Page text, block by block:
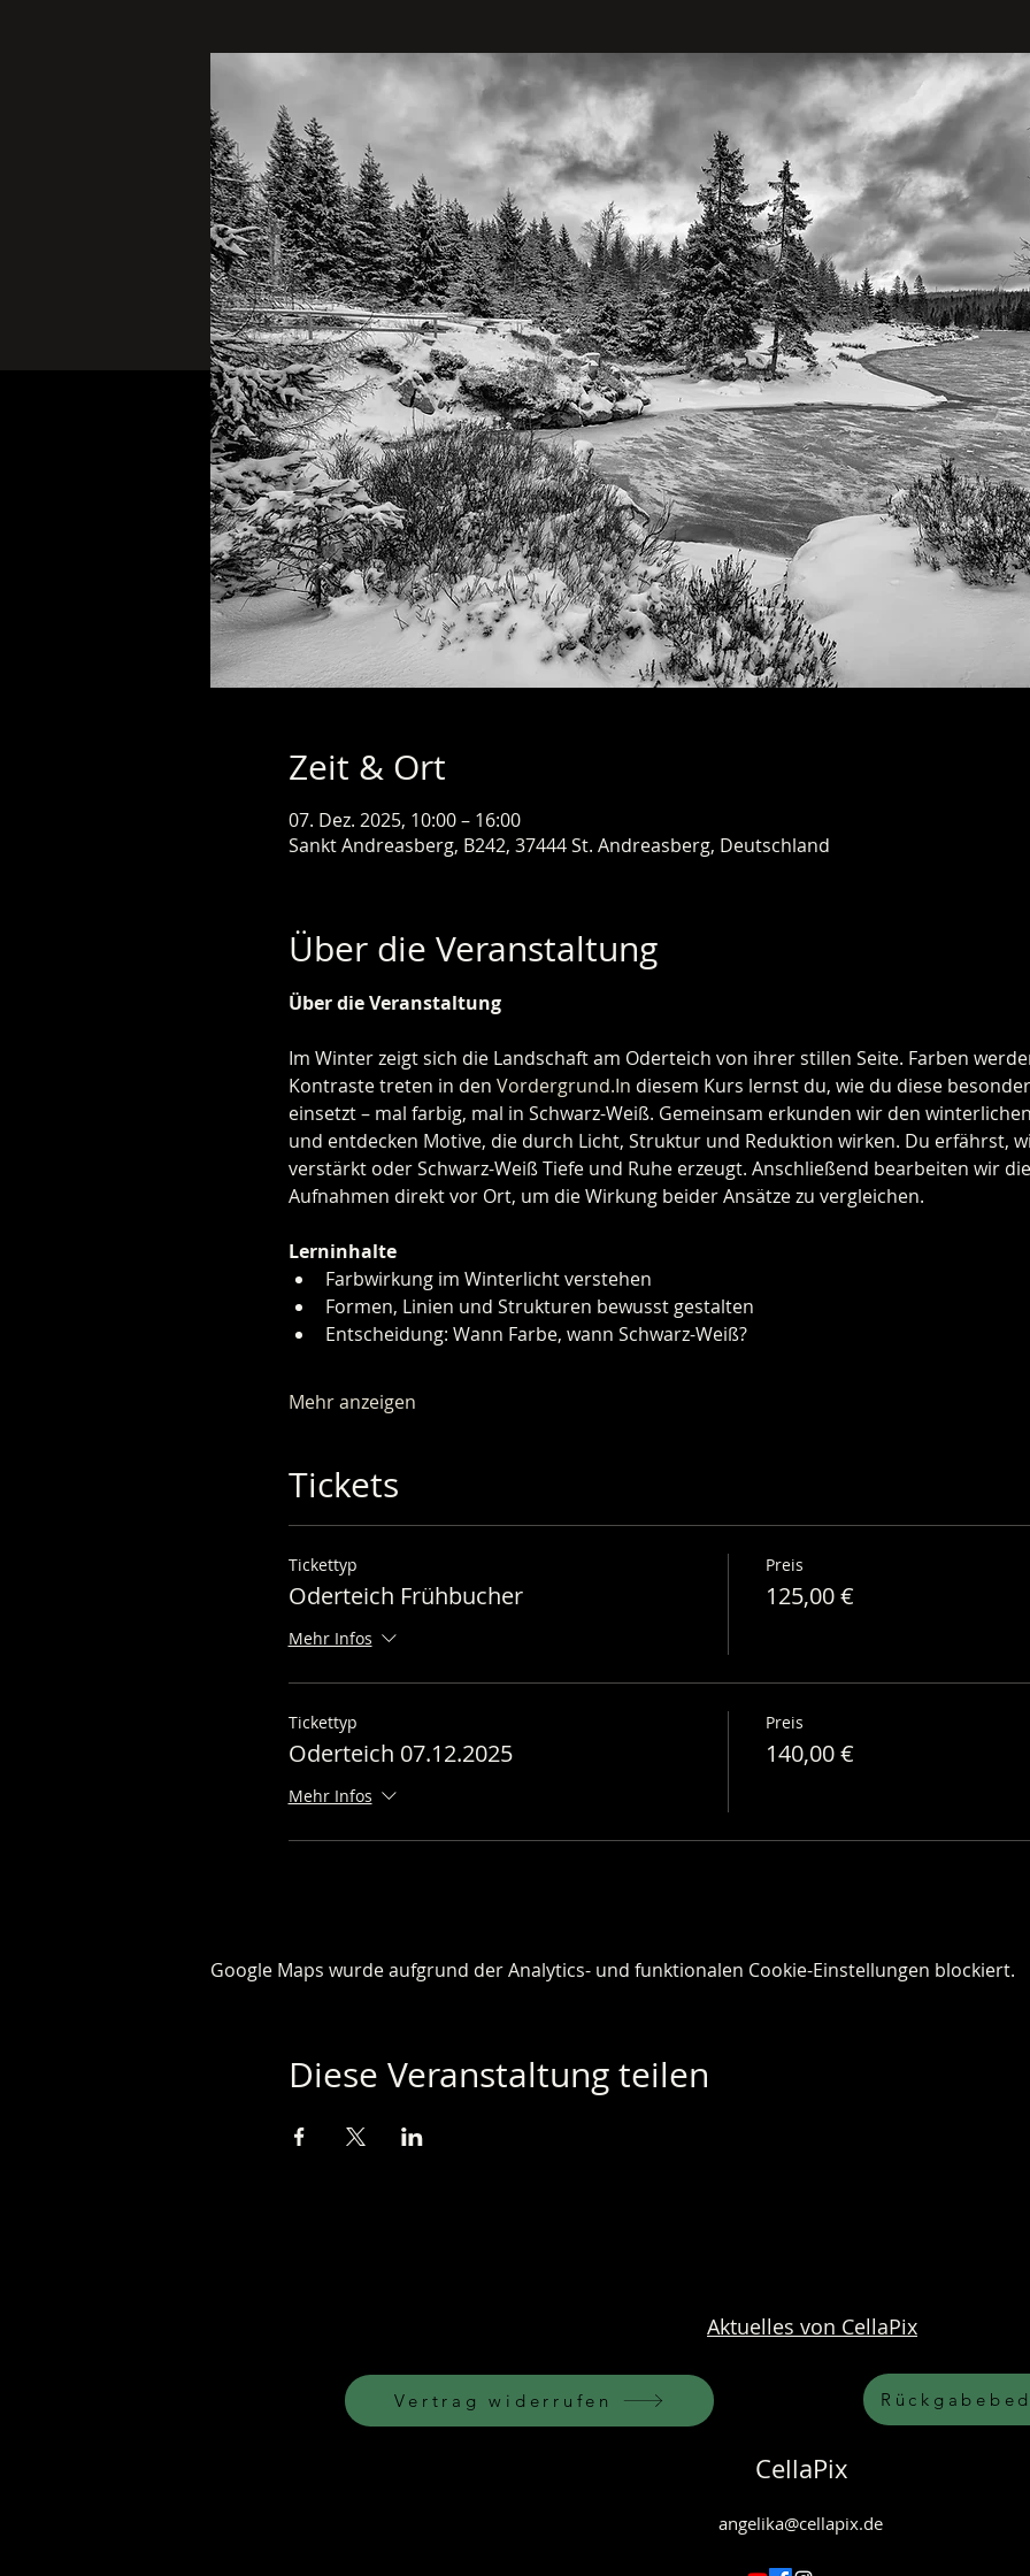
Zeit & Ort
07. Dez. 2025, 10:00 – 16:00
Sankt Andreasberg, B242, 37444 St. Andreasberg, Deutschland
Über die Veranstaltung
Über die Veranstaltung
Im Winter zeigt sich die Landschaft am Oderteich von ihrer stillen Seite. Farben
Kontraste treten in den Vordergrund.In diesem Kurs lernst du, wie du diese
einsetzt – mal farbig, mal in Schwarz-Weiß. Gemeinsam erkunden wir den
und entdecken Motive, die durch Licht, Struktur und Reduktion wirken. Du erfährst,
verstärkt oder Schwarz-Weiß Tiefe und Ruhe erzeugt. Anschließend bearbeiten wir
Aufnahmen direkt vor Ort, um die Wirkung beider Ansätze zu vergleichen.
Lerninhalte
Farbwirkung im Winterlicht verstehen
Formen, Linien und Strukturen bewusst gestalten
Entscheidung: Wann Farbe, wann Schwarz-Weiß?
Mehr anzeigen
Tickets
Tickettyp
Oderteich Frühbucher
Mehr Infos
Preis
125,00 €
Tickettyp
Oderteich 07.12.2025
Mehr Infos
Preis
140,00 €
Google Maps wurde aufgrund der Analytics- und funktionalen Cookie-Einstellungen blockiert.
Diese Veranstaltung teilen
Aktuelles von CellaPix
Vertrag widerrufen
CellaPix
angelika@cellapix.de